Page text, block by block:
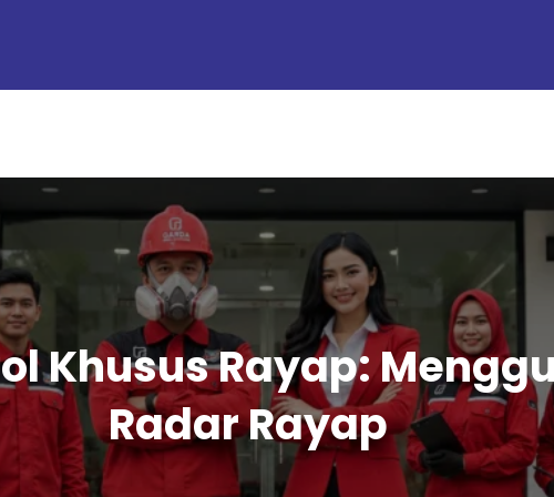
Khusus Rayap:
Radar Rayap